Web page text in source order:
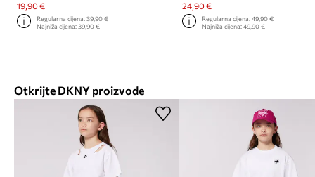
19,90 €
Regularna cijena:39,90 €
Najniža cijena:39,90 €
24,90 €
Regularna cijena: 49,90 €
Najniža cijena: 49,90 €
Otkrijte DKNY proizvode